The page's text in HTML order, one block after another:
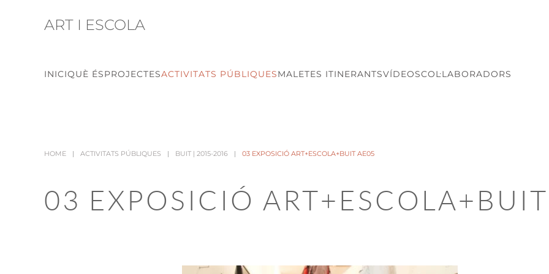
Skip to main content
ART I ESCOLA
INICIQUÈ ÉSPROJECTESACTIVITATS PÚBLIQUESMALETES ITINERANTSVÍDEOSCOL·LABORADORS
HOME ACTIVITATS PÚBLIQUES BUIT | 2015-2016 03 EXPOSICIÓ ART+ESCOLA+BUIT AE05
03 EXPOSICIÓ